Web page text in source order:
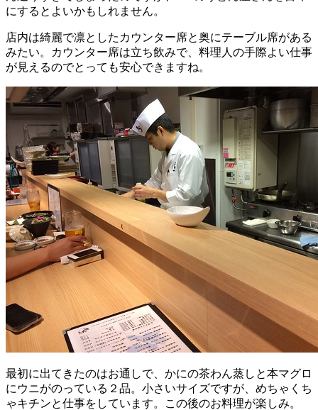
にするとよいかもしれません。
店内は綺麗で凛としたカウンター席と奥にテーブル席がある
みたい。カウンター席は立ち飲みで、料理人の手際よい仕事
が見えるのでとっても安心できますね。
最初に出てきたのはお通しで、かにの茶わん蒸しと本マグロ
にウニがのっている２品。小さいサイズですが、めちゃくち
ゃキチンと仕事をしています。この後のお料理が楽しみ。